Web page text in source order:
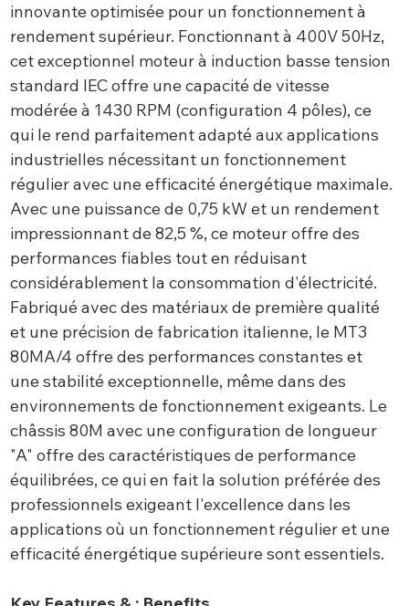
innovante optimisée pour un fonctionnement à
rendement supérieur. Fonctionnant à 400V 50Hz,
cet exceptionnel moteur à induction basse tension
standard IEC offre une capacité de vitesse
modérée à 1430 RPM (configuration 4 pôles), ce
qui le rend parfaitement adapté aux applications
industrielles nécessitant un fonctionnement
régulier avec une efficacité énergétique maximale.
Avec une puissance de 0,75 kW et un rendement
impressionnant de 82,5 %, ce moteur offre des
performances fiables tout en réduisant
considérablement la consommation d'électricité.
Fabriqué avec des matériaux de première qualité
et une précision de fabrication italienne, le MT3
80MA/4 offre des performances constantes et
une stabilité exceptionnelle, même dans des
environnements de fonctionnement exigeants. Le
châssis 80M avec une configuration de longueur
"A" offre des caractéristiques de performance
équilibrées, ce qui en fait la solution préférée des
professionnels exigeant l'excellence dans les
applications où un fonctionnement régulier et une
efficacité énergétique supérieure sont essentiels.